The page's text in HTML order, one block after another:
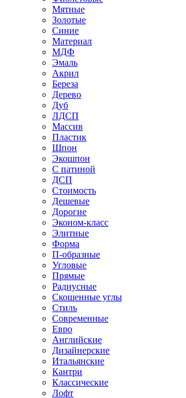
Мятные
Золотые
Синие
Материал
МДФ
Эмаль
Акрил
Береза
Дерево
Дуб
ЛДСП
Массив
Пластик
Шпон
Экошпон
С патиной
ДСП
Стоимость
Дешевые
Дорогие
Эконом-класс
Элитные
Форма
П-образные
Угловые
Прямые
Радиусные
Скошенные углы
Стиль
Современные
Евро
Английские
Дизайнерские
Итальянские
Кантри
Классические
Лофт